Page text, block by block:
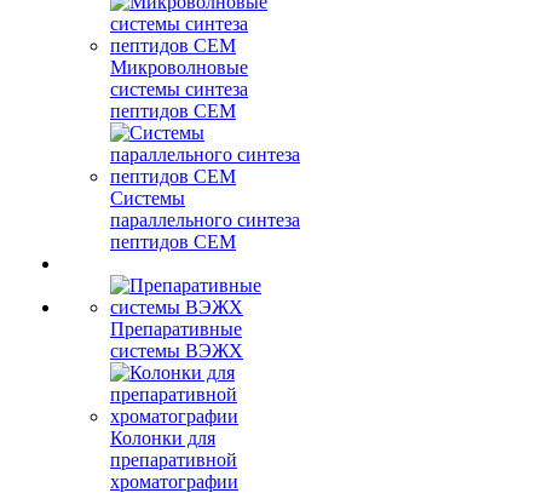
Микроволновые
системы синтеза
пептидов CEM
Системы
параллельного синтеза
пептидов CEM
Препаративные
системы ВЭЖХ
Колонки для
препаративной
хроматографии